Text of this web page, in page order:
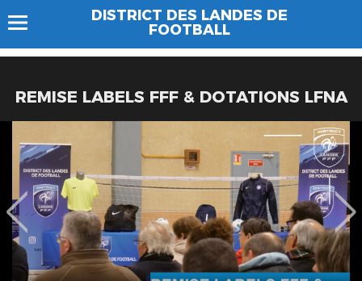
DISTRICT DES LANDES DE
FOOTBALL
REMISE LABELS FFF & DOTATIONS LFNA